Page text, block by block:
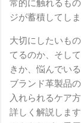
常的に触れるも
ジが蓄積してしま
大切にしたいも
てるのか、そし
きか、悩んでい
ブランド革製品
入れられるケア
詳しく解説しま